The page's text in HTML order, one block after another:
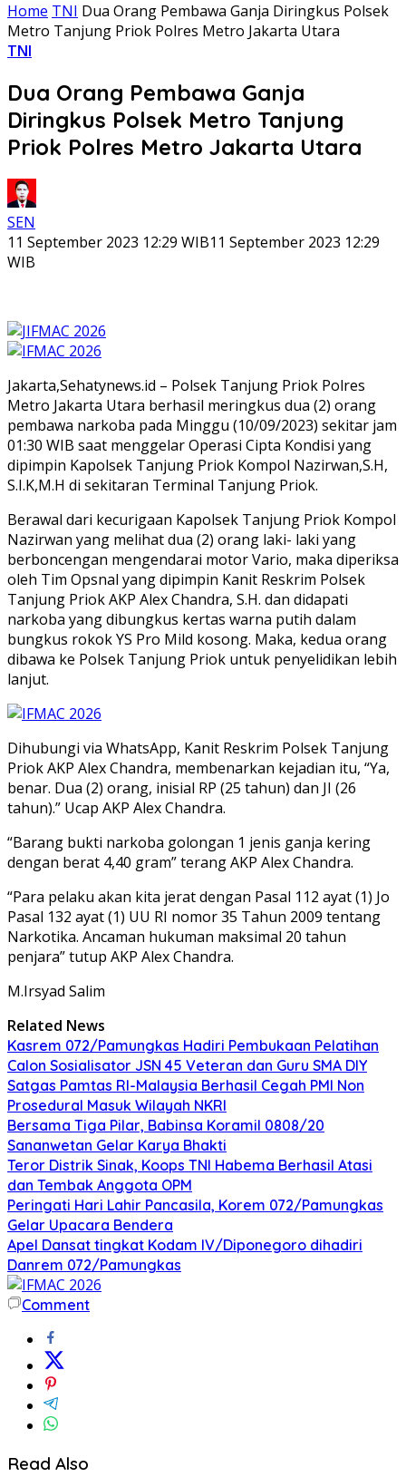
Home TNI Dua Orang Pembawa Ganja Diringkus Polsek
Metro Tanjung Priok Polres Metro Jakarta Utara
TNI
Dua Orang Pembawa Ganja
Diringkus Polsek Metro Tanjung
Priok Polres Metro Jakarta Utara
SEN
11 September 2023 12:29 WIB11 September 2023 12:29
WIB
Jakarta,Sehatynews.id – Polsek Tanjung Priok Polres
Metro Jakarta Utara berhasil meringkus dua (2) orang
pembawa narkoba pada Minggu (10/09/2023) sekitar jam
01:30 WIB saat menggelar Operasi Cipta Kondisi yang
dipimpin Kapolsek Tanjung Priok Kompol Nazirwan,S.H,
S.I.K,M.H di sekitaran Terminal Tanjung Priok.
Berawal dari kecurigaan Kapolsek Tanjung Priok Kompol
Nazirwan yang melihat dua (2) orang laki- laki yang
berboncengan mengendarai motor Vario, maka diperiksa
oleh Tim Opsnal yang dipimpin Kanit Reskrim Polsek
Tanjung Priok AKP Alex Chandra, S.H. dan didapati
narkoba yang dibungkus kertas warna putih dalam
bungkus rokok YS Pro Mild kosong. Maka, kedua orang
dibawa ke Polsek Tanjung Priok untuk penyelidikan lebih
lanjut.
Dihubungi via WhatsApp, Kanit Reskrim Polsek Tanjung
Priok AKP Alex Chandra, membenarkan kejadian itu, “Ya,
benar. Dua (2) orang, inisial RP (25 tahun) dan JI (26
tahun).” Ucap AKP Alex Chandra.
“Barang bukti narkoba golongan 1 jenis ganja kering
dengan berat 4,40 gram” terang AKP Alex Chandra.
“Para pelaku akan kita jerat dengan Pasal 112 ayat (1) Jo
Pasal 132 ayat (1) UU RI nomor 35 Tahun 2009 tentang
Narkotika. Ancaman hukuman maksimal 20 tahun
penjara” tutup AKP Alex Chandra.
M.Irsyad Salim
Related News
Kasrem 072/Pamungkas Hadiri Pembukaan Pelatihan
Calon Sosialisator JSN 45 Veteran dan Guru SMA DIY
Satgas Pamtas RI-Malaysia Berhasil Cegah PMI Non
Prosedural Masuk Wilayah NKRI
Bersama Tiga Pilar, Babinsa Koramil 0808/20
Sananwetan Gelar Karya Bhakti
Teror Distrik Sinak, Koops TNI Habema Berhasil Atasi
dan Tembak Anggota OPM
Peringati Hari Lahir Pancasila, Korem 072/Pamungkas
Gelar Upacara Bendera
Apel Dansat tingkat Kodam lV/Diponegoro dihadiri
Danrem 072/Pamungkas
Comment
Read Also